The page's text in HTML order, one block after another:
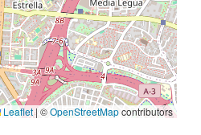
Leaflet|©OpenStreetMapcontributors